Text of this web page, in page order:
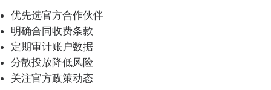
优先选官方合作伙伴
明确合同收费条款
定期审计账户数据
分散投放降低风险
关注官方政策动态